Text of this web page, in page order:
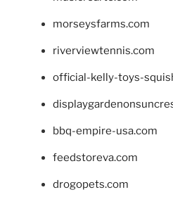
morseysfarms.com
riverviewtennis.com
official-kelly-toys-
bbq-empire-usa.com
feedstoreva.com
drogopets.com